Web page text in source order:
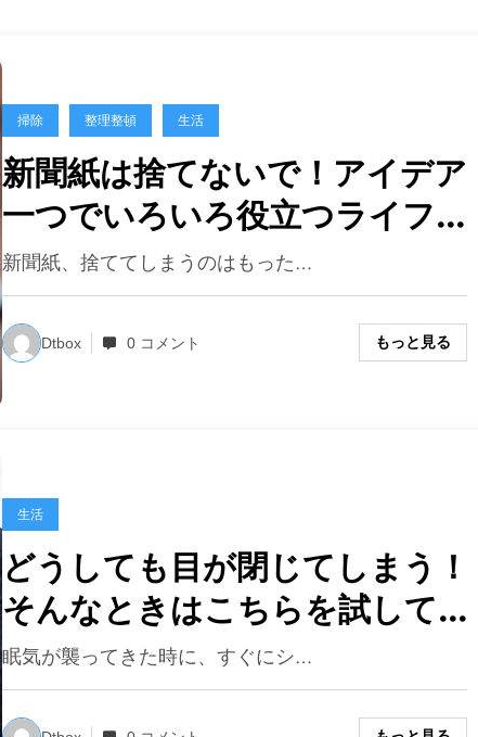
掃除 整理整頓 生活
新聞紙は捨てないで！アイデア
一つでいろいろ役立つライフハ
ック
新聞紙、捨ててしまうのはもった…
Dtbox 0 コメント もっと見る
生活
どうしても目が閉じてしまう！
そんなときはこちらを試してみ
てください
眠気が襲ってきた時に、すぐにシ…